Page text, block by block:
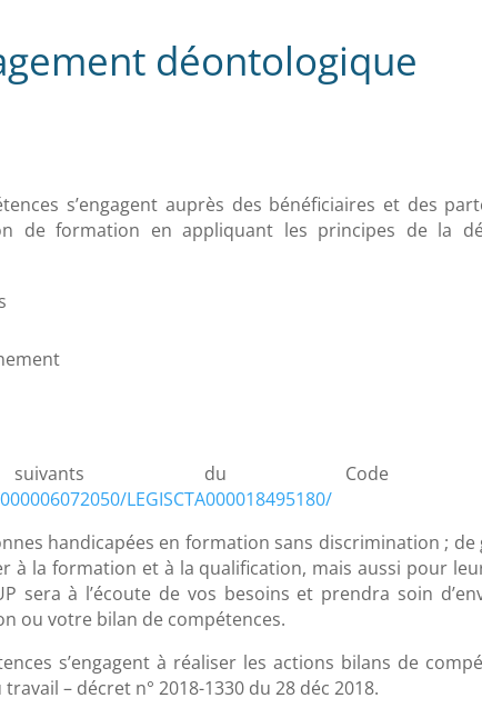
déontologique
s’engagent auprès des bénéficiaires et des
de formation en appliquant les principes de la
du Code
LEGISCTA000018495180/
handicapées en formation sans discrimination ; de
à la formation et à la qualification, mais aussi pour
sera à l’écoute de vos besoins et prendra soin
ou votre bilan de compétences.
s’engagent à réaliser les actions bilans de
– décret n° 2018-1330 du 28 déc 2018.